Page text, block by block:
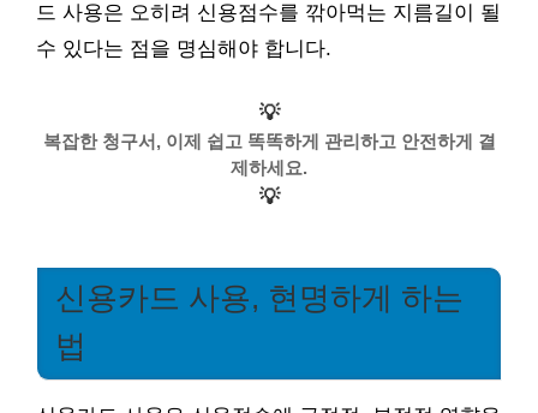
드 사용은 오히려 신용점수를 깎아먹는 지름길이 될
수 있다는 점을 명심해야 합니다.
💡
복잡한 청구서, 이제 쉽고 똑똑하게 관리하고 안전하게 결
제하세요.
💡
신용카드 사용, 현명하게 하는
법